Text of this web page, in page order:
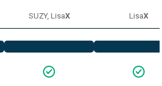
SUZY, LisaX LisaX